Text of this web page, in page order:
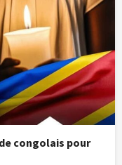
congolais pour